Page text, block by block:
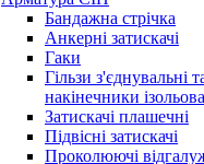
Бандажна стрічка
Анкерні затискачі
Гаки
Гільзи з'єднувальні
накінечники
Затискачі плашечні
Підвісні затискачі
Проколюючі